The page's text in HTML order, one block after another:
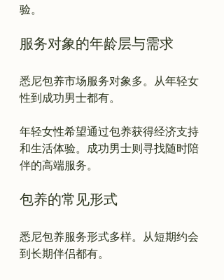
服务对象的年龄层与需求
悉尼包养市场服务对象多。从年轻女
性到成功男士都有。
年轻女性希望通过包养获得经济支持
和生活体验。成功男士则寻找随时陪
包养的常见形式
悉尼包养服务形式多样。从短期约会